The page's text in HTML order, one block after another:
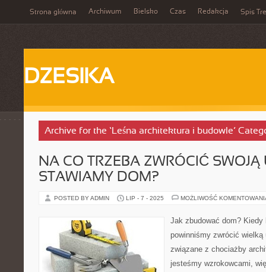
Strona główna Archiwum Bielsko Czas Redakcja Spis
DZESIKA
Archive for the ‘Leśna architektura i budowle’
NA CO TRZEBA ZWRÓCIĆ SWOJĄ
STAWIAMY DOM?
POSTED BY ADMIN LIP - 7 - 2025 MOŻLIWOŚĆ
Jak zbudować dom? Kiedy
powinniśmy zwrócić
związane z chociażby
jesteśmy wzrokowcami,